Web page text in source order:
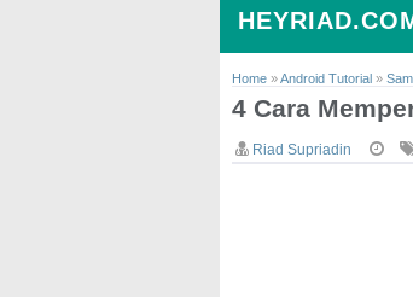
Home »Android Tutorial »
4 Cara
Riad Supriadin